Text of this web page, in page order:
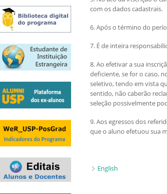
com os dados cadastrais.
6. Após o término do
7. É de inteira
8. Ao efetivar a sua
deficiente, se for o caso,
seletivo, tendo em vista
sentido, não caberão
seleção possivelmente
9. Aos egressos dos
que o aluno efetuou sua
English